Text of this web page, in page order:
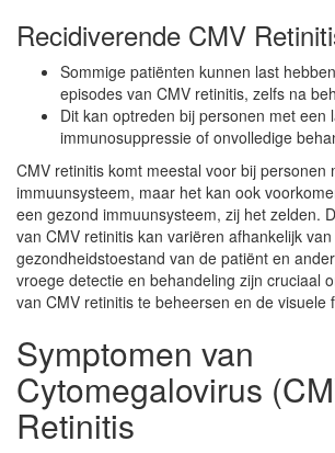
Recidiverende CMV
Sommige patiënten kunnen last
episodes van CMV retinitis, zelfs na
Dit kan optreden bij personen met een
immunosuppressie of onvolledige
CMV retinitis komt meestal voor bij personen
immuunsysteem, maar het kan ook
een gezond immuunsysteem, zij het zelden.
van CMV retinitis kan variëren afhankelijk
gezondheidstoestand van de patiënt en
vroege detectie en behandeling zijn cruciaal
van CMV retinitis te beheersen en de visuele
Symptomen van
Cytomegalovirus
Retinitis